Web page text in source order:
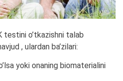
o’tkazishni talab
, ulardan ba’zilari:
yoki onaning biomaterialini